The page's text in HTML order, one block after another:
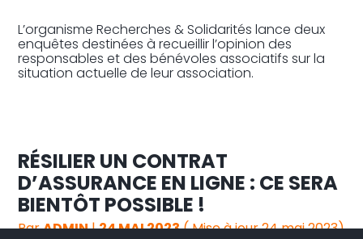
L’organisme Recherches & Solidarités lance deux
enquêtes destinées à recueillir l’opinion des
responsables et des bénévoles associatifs sur la
situation actuelle de leur association.
RÉSILIER UN CONTRAT
D’ASSURANCE EN LIGNE : CE SERA
BIENTÔT POSSIBLE !
ParADMIN|24 MAI 2023( Mise à jour 24 mai 2023)